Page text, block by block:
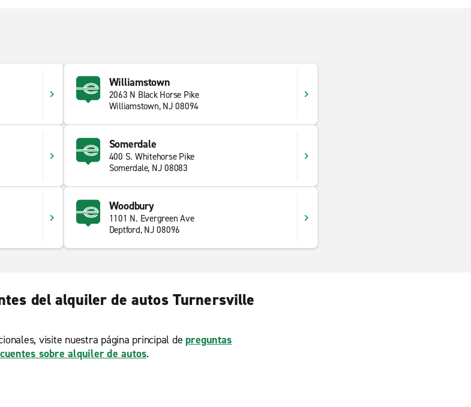
Williamstown
2063 N Black Horse Pike
Williamstown, NJ 08094
Somerdale
400 S. Whitehorse Pike
Somerdale, NJ 08083
Woodbury
1101 N. Evergreen Ave
Deptford, NJ 08096
del alquiler de autos Turnersville
visite nuestra página principal de preguntas
sobre alquiler de autos.